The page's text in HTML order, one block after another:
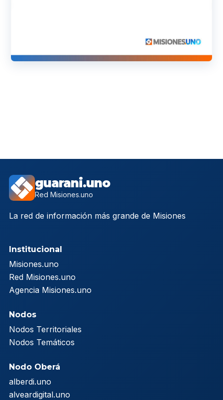
guarani.uno
Red Misiones.uno
La red de información más grande de Misiones
Institucional
Misiones.uno
Red Misiones.uno
Agencia Misiones.uno
Nodos
Nodos Territoriales
Nodos Temáticos
Nodo Oberá
alberdi.uno
alveardigital.uno